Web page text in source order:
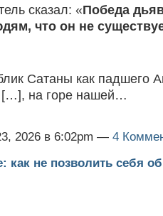
сказал: «Победа
что он не
Сатаны как падшего
на горе нашей…
2026 в 6:02pm — 4
как не позволить себя